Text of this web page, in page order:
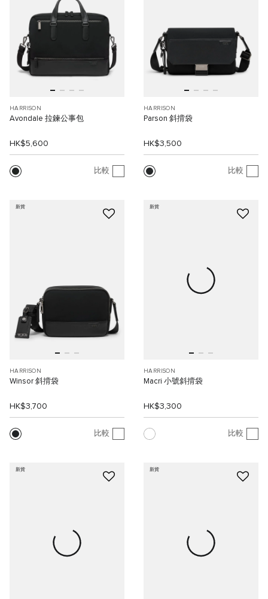
HARRISON
Avondale 拉鍊公事包
HK$5,600
比較
HARRISON
Parson 斜揹袋
HK$3,500
比較
新貨
HARRISON
Winsor 斜揹袋
HK$3,700
比較
新貨
HARRISON
Macri 小號斜揹袋
HK$3,300
比較
新貨 新貨